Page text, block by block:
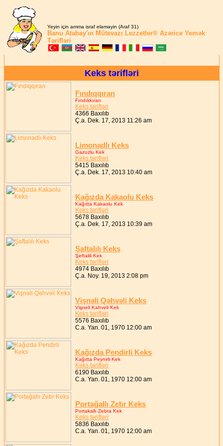
Yeyin için amma israf eləməyin (Araf 31)
Banu Atabay'ın Mütevazı Lezzetler® Azərice Yemək
Tərifləri
Keks tərifləri
Fındıqqıran
Fındıkkıran
Keks tərifləri
4366 Baxılıb
Ç.a. Dek. 17, 2013 11:26 am
Limonadlı Keks
Gazozlu Kek
Keks tərifləri
5415 Baxılıb
Ç.a. Dek. 17, 2013 10:40 am
Kağızda Kakaolu Keks
Kağıtta Kakaolu Kek
Keks tərifləri
5678 Baxılıb
Ç.a. Dek. 17, 2013 10:39 am
Şaftalılı Keks
Şeftalili Kek
Keks tərifləri
4974 Baxılıb
Ç.a. Noy. 19, 2013 2:08 pm
Vişnəli Qəhvəli Keks
Vişneli Kahveli Kek
Keks tərifləri
5576 Baxılıb
C.a. Yan. 01, 1970 12:00 am
Kağızda Pendirli Keks
Kağıtta Peynirli Kek
Keks tərifləri
6190 Baxılıb
C.a. Yan. 01, 1970 12:00 am
Portağallı Zebr Keks
Portakallı Zebra Kek
Keks tərifləri
5836 Baxılıb
C.a. Yan. 01, 1970 12:00 am